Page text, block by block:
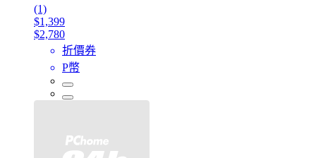
(1)
$1,399
$2,780
折價券
P幣